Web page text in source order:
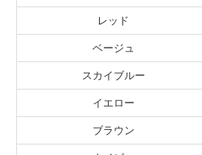
レッド
ベージュ
スカイブルー
イエロー
ブラウン